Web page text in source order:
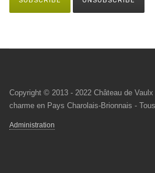
Copyright © 2013 - 2022 Château de
charme en Pays Charolais-Brionnais -
Administration